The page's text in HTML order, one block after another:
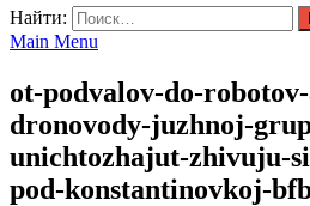
Найти:
Main Menu
ot-podvalov-do-
dronovody-juzhnoj-
unichtozhajut-zhivuju-
pod-konstantinovkoj-